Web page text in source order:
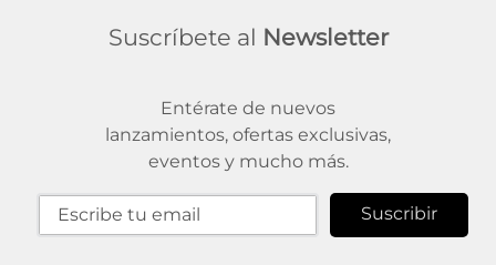
Suscríbete al Newsletter
Entérate de nuevos
lanzamientos, ofertas exclusivas,
eventos y mucho más.
Suscribir